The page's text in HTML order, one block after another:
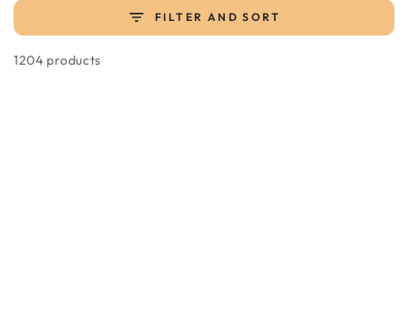
FILTER AND SORT
1204 products